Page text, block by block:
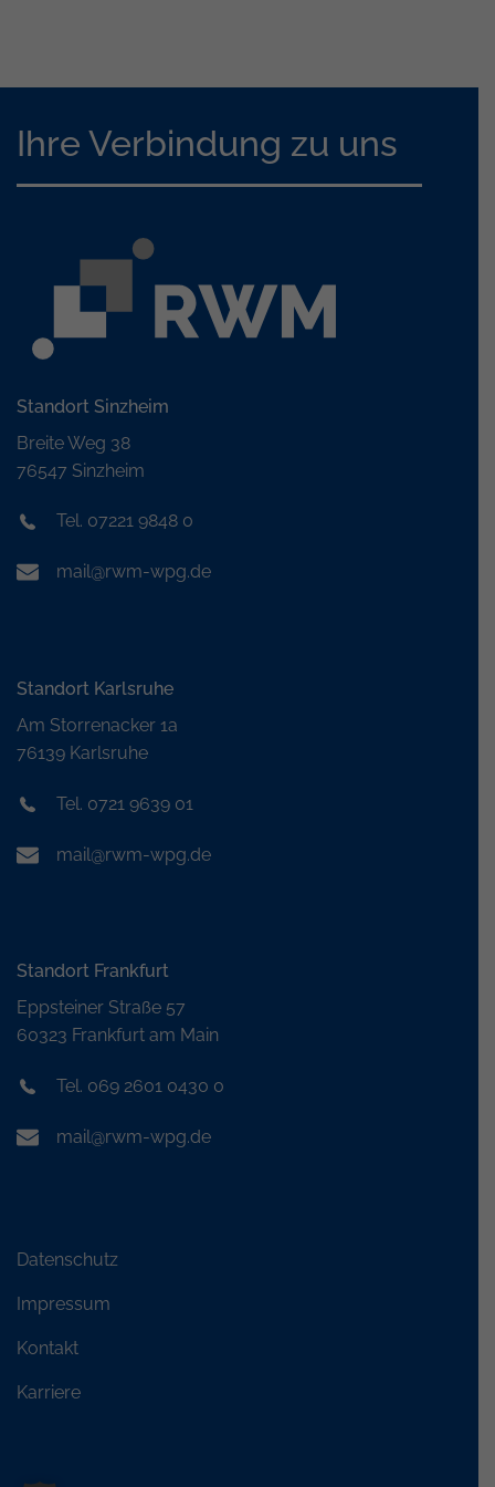
Ihre Verbindung zu uns
Standort Sinzheim
Breite Weg 38
76547 Sinzheim
Tel. 07221 9848 0
mail@rwm-wpg.de
Standort Karlsruhe
Am Storrenacker 1a
76139 Karlsruhe
Tel. 0721 9639 01
mail@rwm-wpg.de
Standort Frankfurt
Eppsteiner Straße 57
60323 Frankfurt am Main
Tel. 069 2601 0430 0
mail@rwm-wpg.de
Datenschutz
Impressum
Kontakt
Karriere